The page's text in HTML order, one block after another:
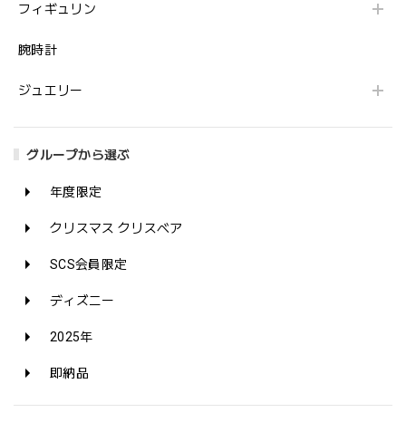
フィギュリン
腕時計
ジュエリー
グループから選ぶ
年度限定
クリスマス クリスベア
SCS会員限定
ディズニー
2025年
即納品